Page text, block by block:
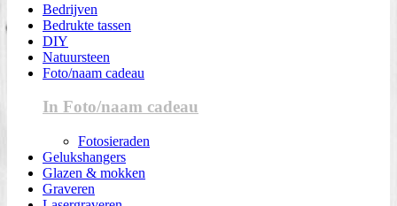
Bedrijven
Bedrukte tassen
DIY
Natuursteen
Foto/naam cadeau
In Foto/naam cadeau
Fotosieraden
Gelukshangers
Glazen & mokken
Graveren